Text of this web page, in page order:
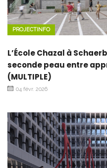
PROJECTINFO
L’École Chazal à
seconde peau entre
(MULTIPLE)
04 févr. 2026